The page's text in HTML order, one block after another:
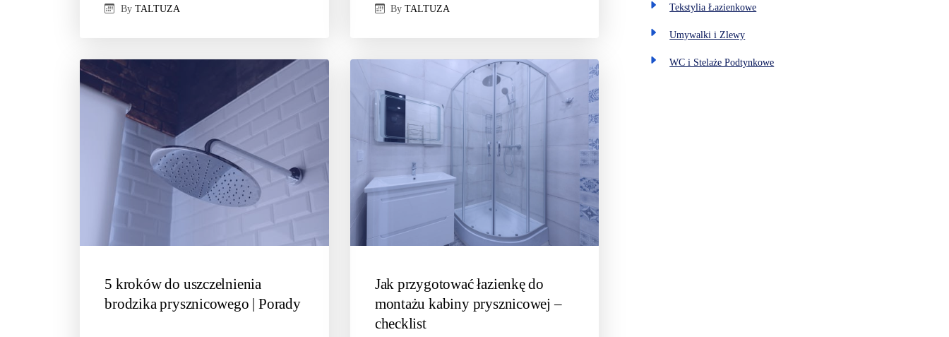
By TALTUZA
ByTALTUZA
5 kroków do uszczelnienia
brodzika prysznicowego | Porady
Jak przygotować łazienkę do
montażu kabiny prysznicowej –
checklist
Tekstylia Łazienkowe
Umywalki i Zlewy
WC i Stelaże Podtynkowe